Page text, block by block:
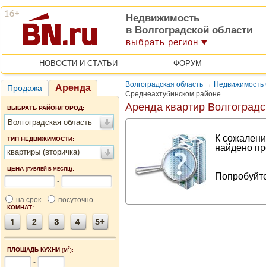
Недвижимость
в Волгоградской области
выбрать регион
НОВОСТИ И СТАТЬИ ФОРУМ
Продажа Аренда
ВЫБРАТЬ РАЙОН/ГОРОД:
Волгоградская область
ТИП НЕДВИЖИМОСТИ:
квартиры (вторичка)
ЦЕНА (РУБЛЕЙ В МЕСЯЦ):
-
на срок посуточно
КОМНАТ:
ПЛОЩАДЬ КУХНИ (М2):
-
Волгоградская область → Недвижимость
Среднеахтубинском районе
Аренда квартир
К
найдено